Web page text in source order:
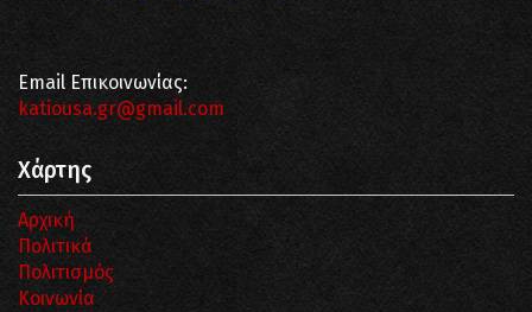
Email Επικοινωνίας:
katiousa.gr@gmail.com
Χάρτης
Αρχική
Πολιτικά
Πολιτισμός
Κοινωνία